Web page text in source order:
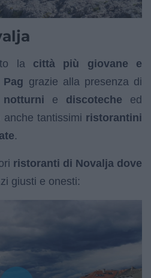
la città più giovane e
grazie alla presenza di
notturni e discoteche ed
tantissimi ristorantini
.
ristoranti di Novalja dove
giusti e onesti: